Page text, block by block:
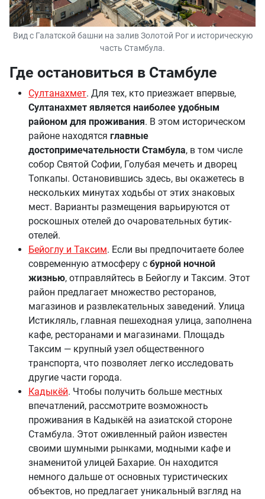
Вид с Галатской башни на залив Золотой Рог и историческую
часть Стамбула.
Где остановиться в Стамбуле
Султанахмет. Для тех, кто приезжает впервые,
Султанахмет является наиболее удобным
районом для проживания. В этом историческом
районе находятся главные
достопримечательности Стамбула, в том числе
собор Святой Софии, Голубая мечеть и дворец
Топкапы. Остановившись здесь, вы окажетесь в
нескольких минутах ходьбы от этих знаковых
мест. Варианты размещения варьируются от
роскошных отелей до очаровательных бутик-
отелей.
Бейоглу и Таксим. Если вы предпочитаете более
современную атмосферу с бурной ночной
жизнью, отправляйтесь в Бейоглу и Таксим. Этот
район предлагает множество ресторанов,
магазинов и развлекательных заведений. Улица
Истикляль, главная пешеходная улица, заполнена
кафе, ресторанами и магазинами. Площадь
Таксим — крупный узел общественного
транспорта, что позволяет легко исследовать
другие части города.
Кадыкёй. Чтобы получить больше местных
впечатлений, рассмотрите возможность
проживания в Кадыкёй на азиатской стороне
Стамбула. Этот оживленный район известен
своими шумными рынками, модными кафе и
знаменитой улицей Бахарие. Он находится
немного дальше от основных туристических
объектов, но предлагает уникальный взгляд на